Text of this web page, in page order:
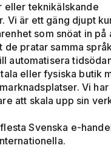
eller teknikälskande
Vi är ett gäng djupt
som snöat in på
de pratar samma
automatisera
eller fysiska butik
Vi
att skala upp sin
Svenska e-